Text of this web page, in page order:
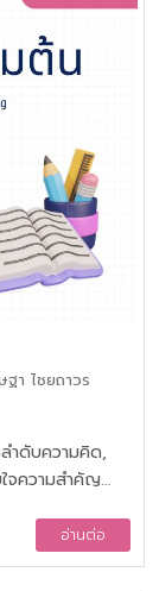
ฐา ไชยถาวร
ำดับความคิด,
จความสำคัญ
อ่านต่อ